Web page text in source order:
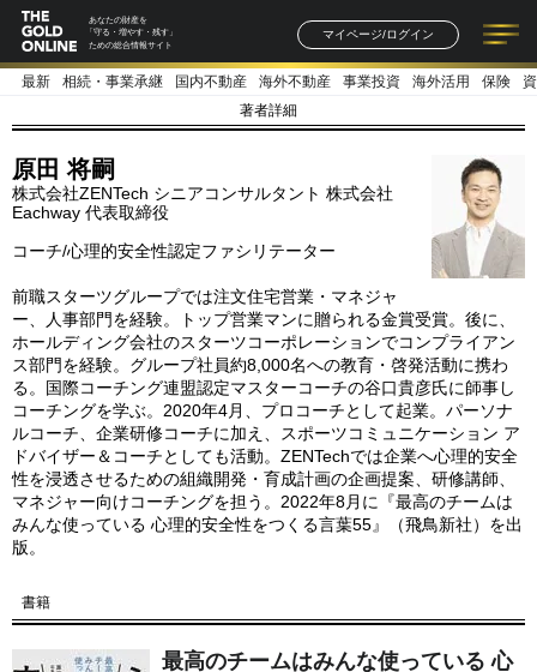
あなたの財産を
「守る・増やす・残す」
ための総合情報サイト
マイページ/ログイン
記事一覧 連載一覧
著者一覧 書籍一覧
最新 相続・事業承継 国内不動産 海外不動産 事業投資 海外活用 保険
著者詳細
原田 将嗣
株式会社ZENTech シニアコンサルタント 株式会社
Eachway 代表取締役
コーチ/心理的安全性認定ファシリテーター
前職スターツグループでは注文住宅営業・マネジャ
ー、人事部門を経験。トップ営業マンに贈られる金賞受賞。後に、
ホールディング会社のスターツコーポレーションでコンプライアン
ス部門を経験。グループ社員約8,000名への教育・啓発活動に携わ
る。国際コーチング連盟認定マスターコーチの谷口貴彦氏に師事し
コーチングを学ぶ。2020年4月、プロコーチとして起業。パーソナ
ルコーチ、企業研修コーチに加え、スポーツコミュニケーション ア
ドバイザー＆コーチとしても活動。ZENTechでは企業へ心理的安全
性を浸透させるための組織開発・育成計画の企画提案、研修講師、
マネジャー向けコーチングを担う。2022年8月に『最高のチームは
みんな使っている 心理的安全性をつくる言葉55』（飛鳥新社）を出
版。
書籍
最高のチームはみんな使っている 心